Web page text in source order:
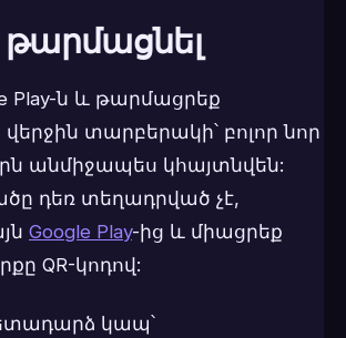
Play-ն և թարմացրեք
վերջին տարբերակի՝ բոլոր նոր
անմիջապես կհայտնվեն:
դեռ տեղադրված չէ,
Google Play-ից և միացրեք
QR-կոդով:
կապ՝